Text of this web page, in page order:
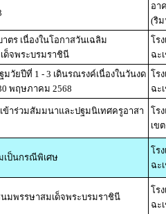
อา
(ริม
ตร เนื่องในโอกาสวันเฉลิม
ด็จพระบรมราชินี
โร
ฉะ
วัยปีที่ 1 - 3 เดินรณรงค์เนื่องในวันงด
พฤษภาคม 2568
โร
ฉะ
าร่วมสัมมนาและปฐมนิเทศครูอาสา
โร
เข
เป็นกรณีพิเศษ
โร
ฉะ
มพรรษาสมเด็จพระบรมราชินี
โร
ฉะ